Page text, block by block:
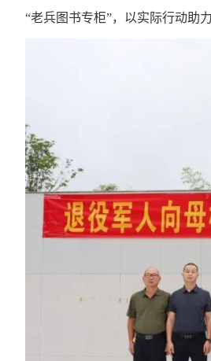
“老兵图书专柜”，以实际行动助